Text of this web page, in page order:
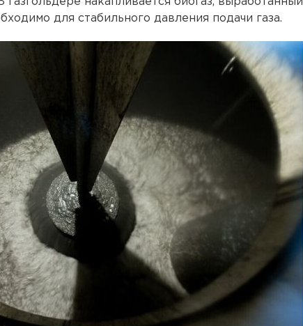
для стабильного давления подачи газа.